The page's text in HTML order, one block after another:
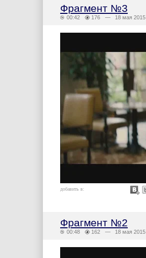
Фрагмент №3
00:42 176 — 18 мая 2015
добавить в:
Фрагмент №2
00:48 162 — 18 мая 2015